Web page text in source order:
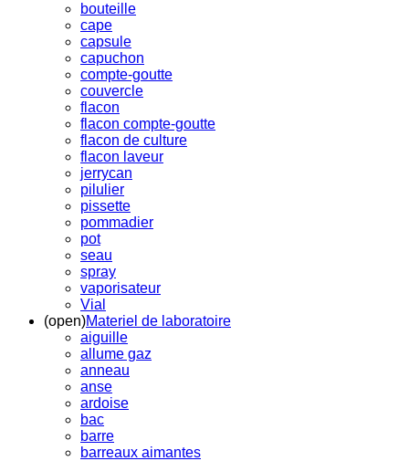
bouteille
cape
capsule
capuchon
compte-goutte
couvercle
flacon
flacon compte-goutte
flacon de culture
flacon laveur
jerrycan
pilulier
pissette
pommadier
pot
seau
spray
vaporisateur
Vial
(open)Materiel de laboratoire
aiguille
allume gaz
anneau
anse
ardoise
bac
barre
barreaux aimantes